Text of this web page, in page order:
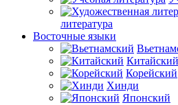
литература
Восточные языки
Китайский
Корейский
Хинди
Японский